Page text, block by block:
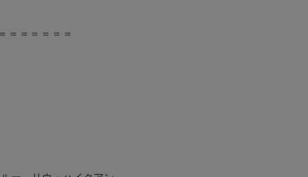
＝＝＝＝＝＝